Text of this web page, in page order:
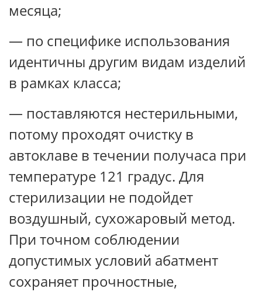
месяца;
— по специфике использования
идентичны другим видам изделий
в рамках класса;
— поставляются нестерильными,
потому проходят очистку в
автоклаве в течении получаса при
температуре 121 градус. Для
стерилизации не подойдет
воздушный, сухожаровый метод.
При точном соблюдении
допустимых условий абатмент
сохраняет прочностные,